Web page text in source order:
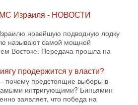
до крайних мер? Разбор и
Давида Шарпа
Ирана и США накаляется
Трамп в самый последний момент
тяжелых ударов
«Аркия» намерен
субботам!
авиакомпании «Аркия»
Израиля - НОВОСТИ
новейшую подводную лодку
называют самой мощной
Востоке. Передача прошла на
продержится у власти?
почему предстоящие выборы в
интригующими? Биньямин
заявляет, что победа на